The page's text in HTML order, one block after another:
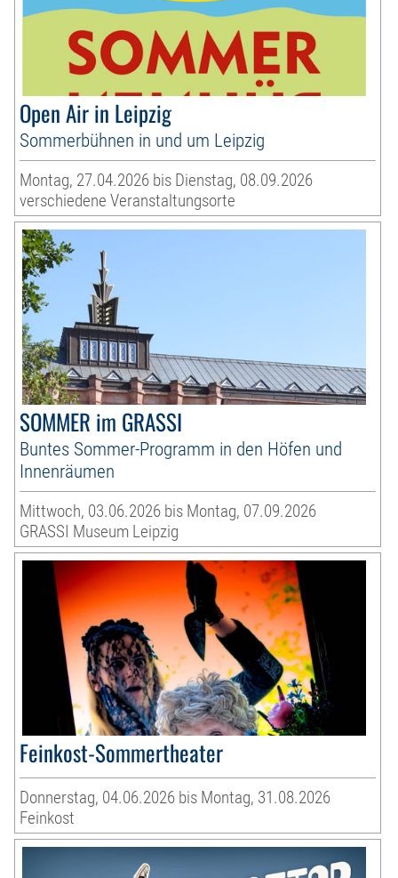
Open Air in Leipzig
Sommerbühnen in und um Leipzig
Montag, 27.04.2026 bis Dienstag, 08.09.2026
verschiedene Veranstaltungsorte
SOMMER im GRASSI
Buntes Sommer-Programm in den Höfen und
Innenräumen
Mittwoch, 03.06.2026 bis Montag, 07.09.2026
GRASSI Museum Leipzig
Feinkost-Sommertheater
Donnerstag, 04.06.2026 bis Montag, 31.08.2026
Feinkost